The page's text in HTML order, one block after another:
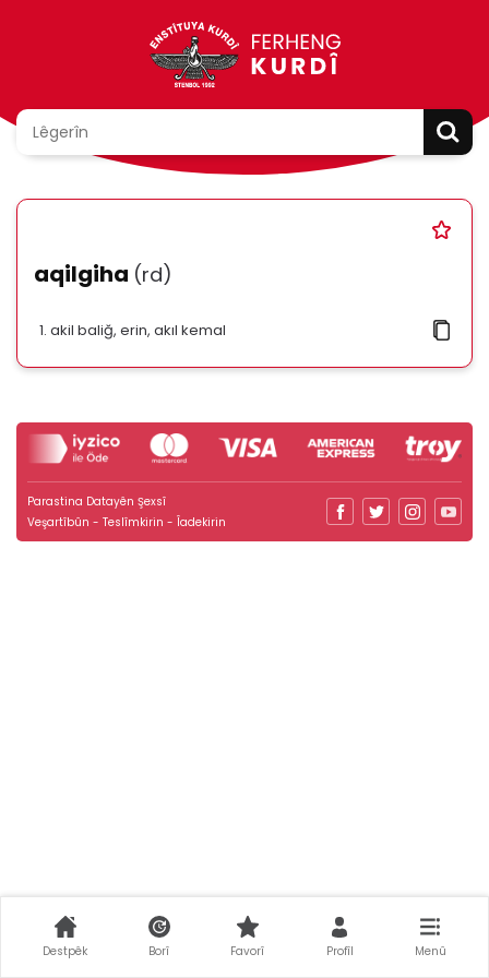
aqilgiha (rd)
akil baliğ, erin, akıl kemal
Parastina Datayên Şexsî
Veşartîbûn - Teslîmkirin - Îadekirin
Destpêk Borî Favorî Profîl Menû